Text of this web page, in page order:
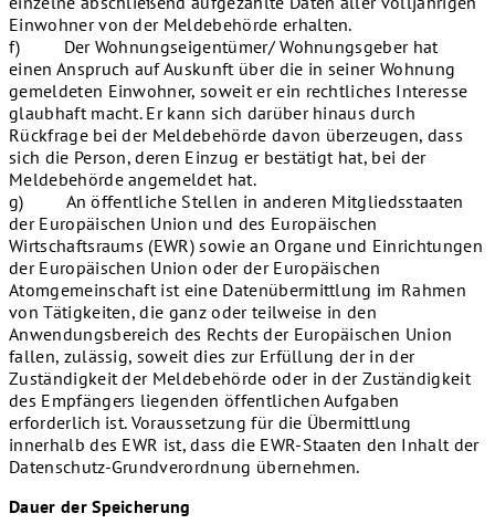
Einwohner von der Meldebehörde erhalten.
f) Der Wohnungseigentümer/ Wohnungsgeber hat
einen Anspruch auf Auskunft über die in seiner Wohnung
gemeldeten Einwohner, soweit er ein rechtliches Interesse
glaubhaft macht. Er kann sich darüber hinaus durch
Rückfrage bei der Meldebehörde davon überzeugen, dass
sich die Person, deren Einzug er bestätigt hat, bei der
Meldebehörde angemeldet hat.
g) An öffentliche Stellen in anderen Mitgliedsstaaten
der Europäischen Union und des Europäischen
Wirtschaftsraums (EWR) sowie an Organe und Einrichtungen
der Europäischen Union oder der Europäischen
Atomgemeinschaft ist eine Datenübermittlung im Rahmen
von Tätigkeiten, die ganz oder teilweise in den
Anwendungsbereich des Rechts der Europäischen Union
fallen, zulässig, soweit dies zur Erfüllung der in der
Zuständigkeit der Meldebehörde oder in der Zuständigkeit
des Empfängers liegenden öffentlichen Aufgaben
erforderlich ist. Voraussetzung für die Übermittlung
innerhalb des EWR ist, dass die EWR-Staaten den Inhalt der
Datenschutz-Grundverordnung übernehmen.
Dauer der Speicherung